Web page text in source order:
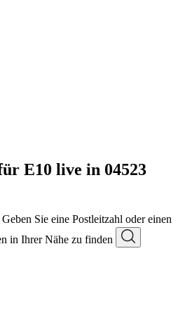
E10 live in 04523
Geben Sie eine Postleitzahl oder einen
in Ihrer Nähe zu finden